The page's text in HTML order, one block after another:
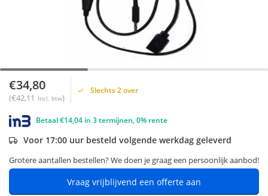
€34,80
(€42,11 Incl. btw)
Slechts 2 over
Betaal €14,04 in 3 termijnen, 0% rente
Voor 17:00 uur besteld volgende werkdag geleverd
Grotere aantallen bestellen? We doen je graag een persoonlijk aanbod!
Vraag vrijblijvend een offerte aan